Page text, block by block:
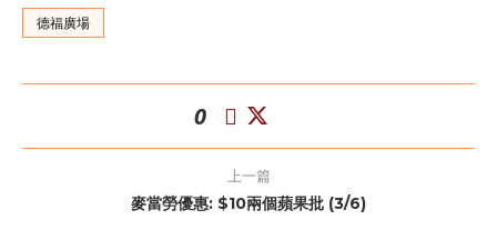
德福廣場
0
上一篇
麥當勞優惠: $10兩個蘋果批 (3/6)